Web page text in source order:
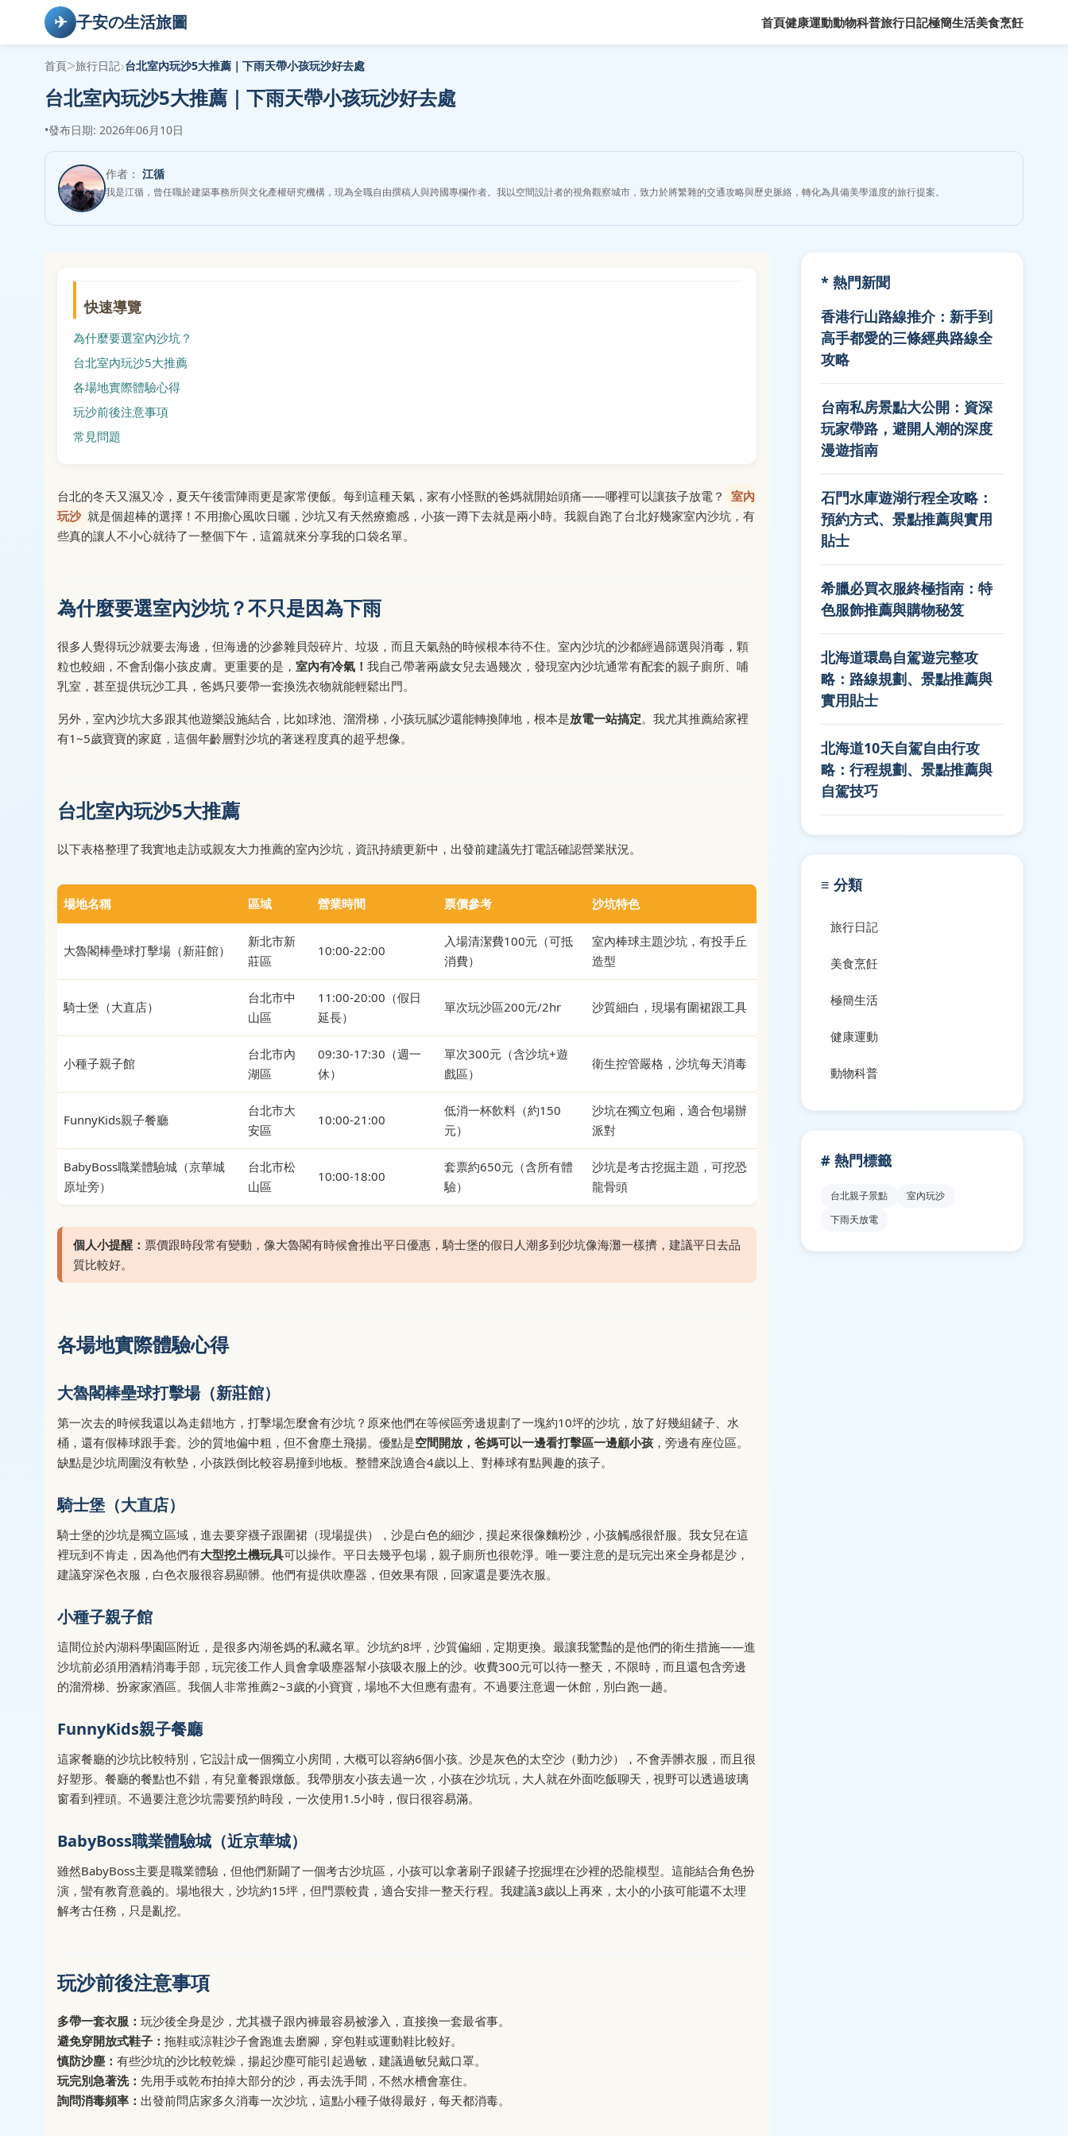
✈ 子安の生活旅圖 首頁健康運動動物科普旅行日記極簡生活美食烹飪
首頁>旅行日記›台北室內玩沙5大推薦｜下雨天帶小孩玩沙好去處
台北室內玩沙5大推薦｜下雨天帶小孩玩沙好去處
•發布日期: 2026年06月10日
作者： 江循
我是江循，曾任職於建築事務所與文化產權研究機構，現為全職自由撰稿人與跨國專欄作者。我以空間設計者的視角觀察城市，致力於將繁雜的交通攻略與歷史脈絡，轉化為具備美學溫度的旅行提案。
快速導覽
為什麼要選室內沙坑？
台北室內玩沙5大推薦
各場地實際體驗心得
玩沙前後注意事項
常見問題
台北的冬天又濕又冷，夏天午後雷陣雨更是家常便飯。每到這種天氣，家有小怪獸的爸媽就開始頭痛——哪裡可以讓孩子放電？ 室內
玩沙 就是個超棒的選擇！不用擔心風吹日曬，沙坑又有天然療癒感，小孩一蹲下去就是兩小時。我親自跑了台北好幾家室內沙坑，有
些真的讓人不小心就待了一整個下午，這篇就來分享我的口袋名單。
為什麼要選室內沙坑？不只是因為下雨
很多人覺得玩沙就要去海邊，但海邊的沙參雜貝殼碎片、垃圾，而且天氣熱的時候根本待不住。室內沙坑的沙都經過篩選與消毒，顆
粒也較細，不會刮傷小孩皮膚。更重要的是， 室內有冷氣！ 我自己帶著兩歲女兒去過幾次，發現室內沙坑通常有配套的親子廁所、哺
乳室，甚至提供玩沙工具，爸媽只要帶一套換洗衣物就能輕鬆出門。
另外，室內沙坑大多跟其他遊樂設施結合，比如球池、溜滑梯，小孩玩膩沙還能轉換陣地，根本是放電一站搞定。我尤其推薦給家裡
有1~5歲寶寶的家庭，這個年齡層對沙坑的著迷程度真的超乎想像。
台北室內玩沙5大推薦
以下表格整理了我實地走訪或親友大力推薦的室內沙坑，資訊持續更新中，出發前建議先打電話確認營業狀況。
場地名稱 區域 營業時間 票價參考 沙坑特色
大魯閣棒壘球打擊場（新莊館）
新北市新
莊區
10:00-22:00
入場清潔費100元（可抵
消費）
室內棒球主題沙坑，有投手丘
造型
騎士堡（大直店）
台北市中
山區
11:00-20:00（假日
延長）
單次玩沙區200元/2hr 沙質細白，現場有圍裙跟工具
小種子親子館
台北市內
湖區
09:30-17:30（週一
休）
單次300元（含沙坑+遊
戲區）
衛生控管嚴格，沙坑每天消毒
FunnyKids親子餐廳
台北市大
安區
10:00-21:00
低消一杯飲料（約150
元）
沙坑在獨立包廂，適合包場辦
派對
BabyBoss職業體驗城（京華城
原址旁）
台北市松
山區
10:00-18:00
套票約650元（含所有體
驗）
沙坑是考古挖掘主題，可挖恐
龍骨頭
個人小提醒： 票價跟時段常有變動，像大魯閣有時候會推出平日優惠，騎士堡的假日人潮多到沙坑像海灘一樣擠，建議平日去品
質比較好。
各場地實際體驗心得
大魯閣棒壘球打擊場（新莊館）
第一次去的時候我還以為走錯地方，打擊場怎麼會有沙坑？原來他們在等候區旁邊規劃了一塊約10坪的沙坑，放了好幾組鏟子、水
桶，還有假棒球跟手套。沙的質地偏中粗，但不會塵土飛揚。優點是空間開放，爸媽可以一邊看打擊區一邊顧小孩 ，旁邊有座位區。
缺點是沙坑周圍沒有軟墊，小孩跌倒比較容易撞到地板。整體來說適合4歲以上、對棒球有點興趣的孩子。
騎士堡（大直店）
騎士堡的沙坑是獨立區域，進去要穿襪子跟圍裙（現場提供），沙是白色的細沙，摸起來很像麵粉沙，小孩觸感很舒服。我女兒在這
裡玩到不肯走，因為他們有大型挖土機玩具可以操作。平日去幾乎包場，親子廁所也很乾淨。唯一要注意的是玩完出來全身都是沙，
建議穿深色衣服，白色衣服很容易顯髒。他們有提供吹塵器，但效果有限，回家還是要洗衣服。
小種子親子館
這間位於內湖科學園區附近，是很多內湖爸媽的私藏名單。沙坑約8坪，沙質偏細，定期更換。最讓我驚豔的是他們的衛生措施——進
沙坑前必須用酒精消毒手部，玩完後工作人員會拿吸塵器幫小孩吸衣服上的沙。收費300元可以待一整天，不限時，而且還包含旁邊
的溜滑梯、扮家家酒區。我個人非常推薦2~3歲的小寶寶，場地不大但應有盡有。不過要注意週一休館，別白跑一趟。
FunnyKids親子餐廳
這家餐廳的沙坑比較特別，它設計成一個獨立小房間，大概可以容納6個小孩。沙是灰色的太空沙（動力沙），不會弄髒衣服，而且很
好塑形。餐廳的餐點也不錯，有兒童餐跟燉飯。我帶朋友小孩去過一次，小孩在沙坑玩，大人就在外面吃飯聊天，視野可以透過玻璃
窗看到裡頭。不過要注意沙坑需要預約時段，一次使用1.5小時，假日很容易滿。
BabyBoss職業體驗城（近京華城）
雖然BabyBoss主要是職業體驗，但他們新闢了一個考古沙坑區，小孩可以拿著刷子跟鏟子挖掘埋在沙裡的恐龍模型。這能結合角色扮
演，蠻有教育意義的。場地很大，沙坑約15坪，但門票較貴，適合安排一整天行程。我建議3歲以上再來，太小的小孩可能還不太理
解考古任務，只是亂挖。
玩沙前後注意事項
多帶一套衣服： 玩沙後全身是沙，尤其襪子跟內褲最容易被滲入，直接換一套最省事。
避免穿開放式鞋子： 拖鞋或涼鞋沙子會跑進去磨腳，穿包鞋或運動鞋比較好。
慎防沙塵： 有些沙坑的沙比較乾燥，揚起沙塵可能引起過敏，建議過敏兒戴口罩。
玩完別急著洗： 先用手或乾布拍掉大部分的沙，再去洗手間，不然水槽會塞住。
詢問消毒頻率： 出發前問店家多久消毒一次沙坑，這點小種子做得最好，每天都消毒。
* 熱門新聞
香港行山路線推介：新手到
高手都愛的三條經典路線全
攻略
台南私房景點大公開：資深
玩家帶路，避開人潮的深度
漫遊指南
石門水庫遊湖行程全攻略：
預約方式、景點推薦與實用
貼士
希臘必買衣服終極指南：特
色服飾推薦與購物秘笈
北海道環島自駕遊完整攻
略：路線規劃、景點推薦與
實用貼士
北海道10天自駕自由行攻
略：行程規劃、景點推薦與
自駕技巧
≡ 分類
旅行日記
美食烹飪
極簡生活
健康運動
動物科普
# 熱門標籤
台北親子景點
室內玩沙
下雨天放電